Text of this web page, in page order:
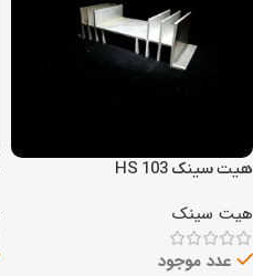
هیت سینک HS 103
هیت سینک
عدد موجود